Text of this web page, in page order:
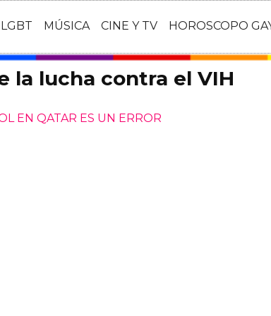
LGBT MÚSICA CINE Y TV HOROSCOPO
la lucha contra el VIH
EN QATAR ES UN ERROR